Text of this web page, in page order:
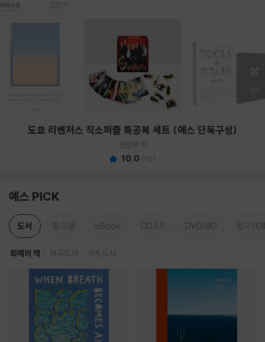
도쿄 리벤저스 직소퍼즐 특공복 세트 (예스 단독구성)
편집부 저
10.0 (15)
예스 PICK
도서 중고샵 eBook CD/LP DVD/BD 문구/
화제의 책 외국도서 세트도서